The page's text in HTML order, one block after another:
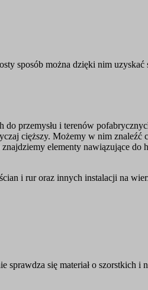
sposób można dzięki nim
przemysłu i terenów
cięższy. Możemy w nim znaleźć
elementy nawiązujące do
i rur oraz innych instalacji na
się materiał o szorstkich i